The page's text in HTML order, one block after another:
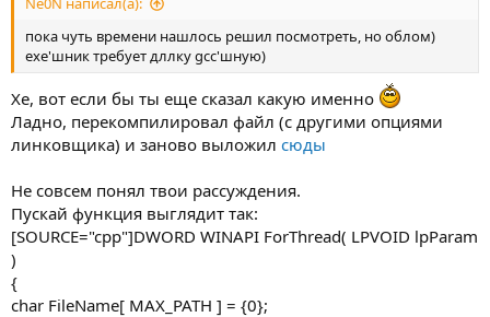
пока чуть времени нашлось решил посмотреть, но облом)
ехе'шник требует дллку gcc'шную)
Хе, вот если бы ты еще сказал какую именно
Ладно, перекомпилировал файл (с другими опциями
линковщика) и заново выложил сюды
Не совсем понял твои рассуждения.
Пускай функция выглядит так:
[SOURCE="cpp"]DWORD WINAPI ForThread( LPVOID lpParam
)
{
char FileName[ MAX_PATH ] = {0};